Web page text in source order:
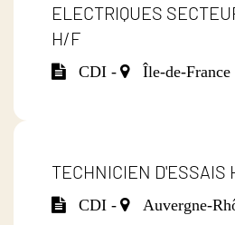
ELECTRIQUES
H/F
CDI - Île-de-France
TECHNICIEN D'ESSAIS
CDI - Auvergne-